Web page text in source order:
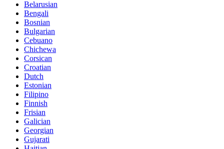
Belarusian
Bengali
Bosnian
Bulgarian
Cebuano
Chichewa
Corsican
Croatian
Dutch
Estonian
Filipino
Finnish
Frisian
Galician
Georgian
Gujarati